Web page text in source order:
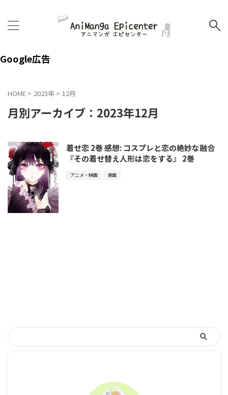
Google広告
HOME > 2023年 > 12月
月別アーカイブ：2023年12月
着せ恋 2巻 感想: コスプレと恋の絶妙な融合
『その着せ替え人形は恋をする』 2巻
アニメ・映画 漫画